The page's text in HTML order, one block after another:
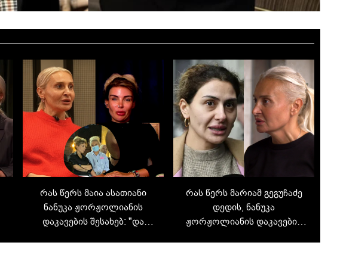
რას წერს მაია ასათიანი
ნანუკა ჟორჟოლიანის
დაკავების შესახებ: "და
რას წერს მარიამ გეგუჩაძე
დედის, ნანუკა
ჟორჟოლიანის დაკავების